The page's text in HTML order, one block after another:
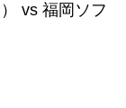
） vs 福岡ソフ